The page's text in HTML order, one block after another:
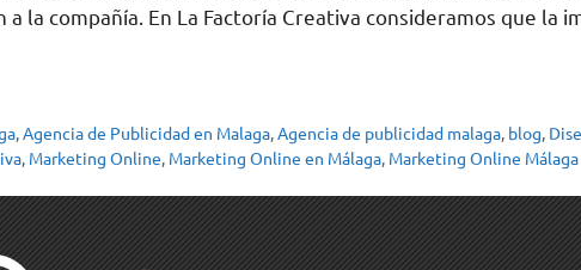
la compañía. En La Factoría Creativa consideramos que la
,Agencia de Publicidad en Malaga,Agencia de publicidad malaga, blog,
, Marketing Online, Marketing Online en Málaga, Marketing Online Málaga